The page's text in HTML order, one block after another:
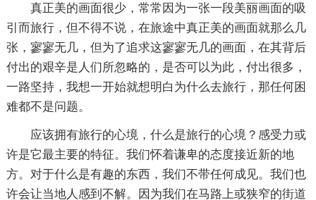
真正美的画面很少，常常因为一张一段美丽画面的吸
引而旅行，但不得不说，在旅途中真正美的画面就那么几
张，寥寥无几，但为了追求这寥寥无几的画面，在其背后
付出的艰辛是人们所忽略的，是否可以为此，付出很多，
一路坚持，我想一开始就想明白为什么去旅行，那任何困
难都不是问题。
应该拥有旅行的心境，什么是旅行的心境？感受力或
许是它最主要的特征。我们怀着谦卑的态度接近新的地
方。对于什么是有趣的东西，我们不带任何成见。我们也
许会让当地人感到不解。因为我们在马路上或狭窄的街道